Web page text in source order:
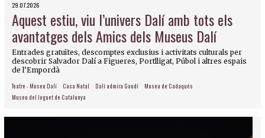
29.07.2026
Aquest estiu, viu l’univers Dalí amb tots els
avantatges dels Amics dels Museus Dalí
Entrades gratuïtes, descomptes exclusius i activitats culturals per
descobrir Salvador Dalí a Figueres, Portlligat, Púbol i altres espais
de l’Empordà
Teatre - Museu Dalí Casa Natal Dalí admira Gaudí
Museu de Cadaqués
Museu del Joguet de Catalunya